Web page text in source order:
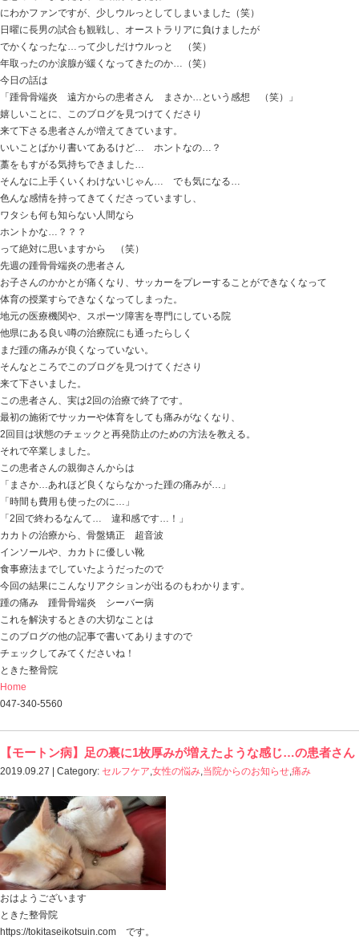
おはようございます
ときた整骨院
https://tokitaseikotsuin.com です。
ラグビーワールドカップ
土曜日のアイルランド戦、盛り上がりましたね！
「さすがに勝つことは難しいのでは…」
と思っていましたが、感動的でしたね！
にわかファンですが、少しウルっとしてしまいました（
日曜に長男の試合も観戦し、オーストラリアに負けまし
でかくなったな…って少しだけウルっと （笑）
年取ったのか涙腺が緩くなってきたのか…（笑）
今日の話は
「踵骨骨端炎 遠方からの患者さん まさか…という感
嬉しいことに、このブログを見つけてくださり
来て下さる患者さんが増えてきています。
いいことばかり書いてあるけど… ホントなの…？
藁をもすがる気持ちできました…
そんなに上手くいくわけないじゃん… でも気になる…
色んな感情を持ってきてくださっていますし、
ワタシも何も知らない人間なら
ホントかな…？？？
って絶対に思いますから （笑）
先週の踵骨骨端炎の患者さん
お子さんのかかとが痛くなり、サッカーをプレーするこ
体育の授業すらできなくなってしまった。
他県にある良い噂の治療院にも通ったらしく
まだ踵の痛みが良くなっていない。
そんなところでこのブログを見つけてくださり
来て下さいました。
この患者さん、実は2回の治療で終了です。
最初の施術でサッカーや体育をしても痛みがなくなり、